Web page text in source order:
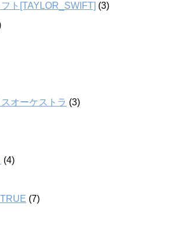
ト[TAYLOR_SWIFT] (3)
オーケストラ (3)
(4)
(7)